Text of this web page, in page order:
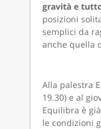
gravità e
posizioni
semplici da
anche quella
Alla palestra
19.30) e al
Equilibra è
le condizioni